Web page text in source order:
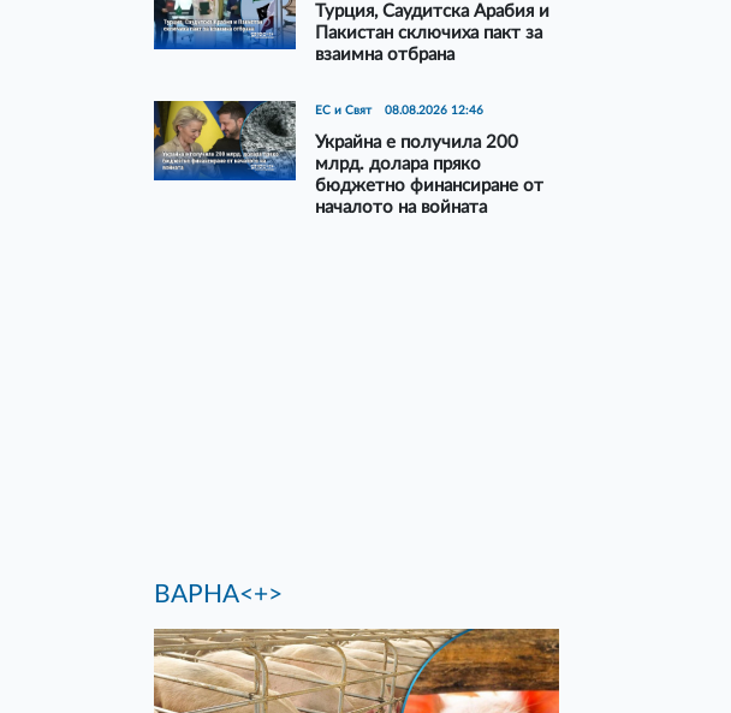
Турция, Саудитска Арабия и
Пакистан сключиха пакт за
взаимна отбрана
ЕС и Свят 08.08.2026 12:46
Украйна е получила 200
млрд. долара пряко
бюджетно финансиране от
началото на войната
ВАРНА<+>